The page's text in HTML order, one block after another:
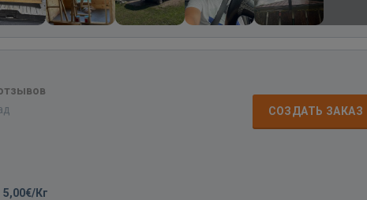
СОЗДАТЬ ЗАКАЗ
5,00€/Кг